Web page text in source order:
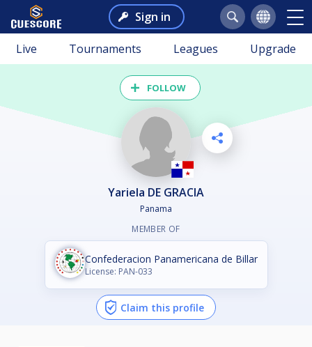
Sign in
Live Tournaments Leagues Upgrade
FOLLOW
Yariela DE GRACIA
Panama
MEMBER OF
Confederacion Panamericana de Billar
License: PAN-033
Claim this profile